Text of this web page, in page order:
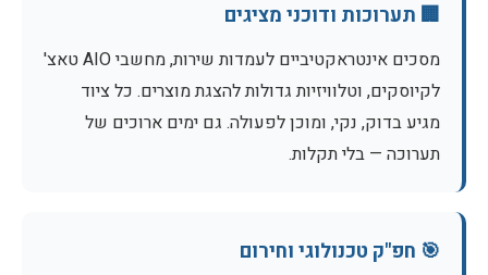
🏢 תערוכות ודוכני מציגים
מסכים אינטראקטיביים לעמדות שירות, מחשבי AIO טאצ'
לקיוסקים, וטלוויזיות גדולות להצגת מוצרים. כל ציוד
מגיע בדוק, נקי, ומוכן לפעולה. גם ימים ארוכים של
תערוכה — בלי תקלות.
🎯 חפ"ק טכנולוגי וחירום